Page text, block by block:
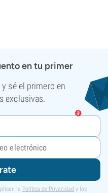
en tu primer
sé el primero en
exclusivas.
la Política de Privacidad y los